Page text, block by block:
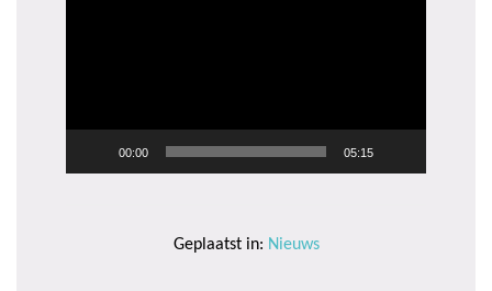
00:00 05:15
Geplaatst in: Nieuws